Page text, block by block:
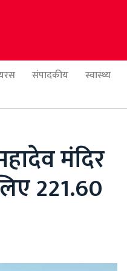
संपादकीय स्वास्थ्य
मंदिर
221.60